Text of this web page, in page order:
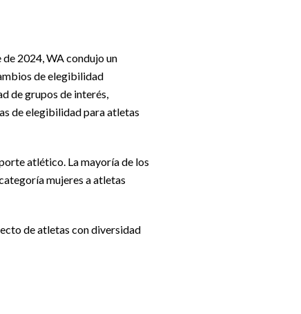
2024, WA condujo un
de elegibilidad
de grupos de interés,
de elegibilidad para atletas
atlético. La mayoría de los
mujeres a atletas
de atletas con diversidad